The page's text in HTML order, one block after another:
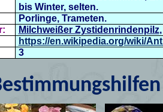
bis Winter, selten.
Porlinge, Trameten.
Milchweißer Zystidenrindenpilz
https://en.wikipedia.org/wiki/
3